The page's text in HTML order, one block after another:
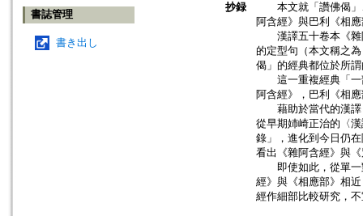
書誌管理
書き出し
抄録
本文就「讚佛偈」
阿含經》與巴利《相
漢譯五十卷本《雜
的定型句（本文稱之
偈」的經典都位於所
這一重複經典「一
阿含經》，巴利《相
藉助於當代的漢譯
從早期姉崎正治的〈
錄」，進化到今日仍
看出《雜阿含經》與
即使如此，從單一
經》與《相應部》相
經作細部比較研究，